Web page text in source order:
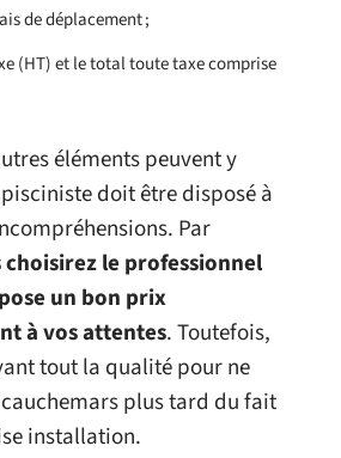
de déplacement ;
(HT) et le total toute taxe comprise
éléments peuvent y
doit être disposé à
Par
choisirez le professionnel
un bon prix
à vos attentes. Toutefois,
tout la qualité pour ne
plus tard du fait
installation.